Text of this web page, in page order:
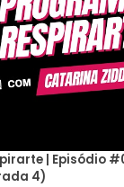
| Episódio
4)